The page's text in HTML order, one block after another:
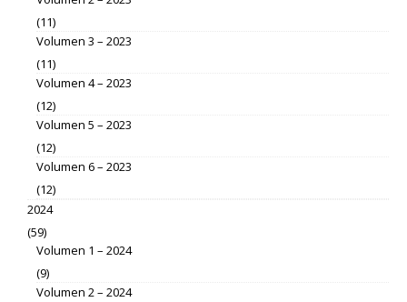
(11)
Volumen 3 – 2023
(11)
Volumen 4 – 2023
(12)
Volumen 5 – 2023
(12)
Volumen 6 – 2023
(12)
2024
(59)
Volumen 1 – 2024
(9)
Volumen 2 – 2024